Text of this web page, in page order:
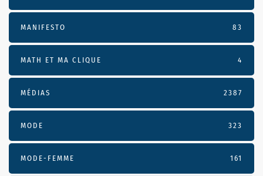
MANIFESTO 83
MATH ET MA CLIQUE 4
MÉDIAS 2387
MODE 323
MODE-FEMME 161